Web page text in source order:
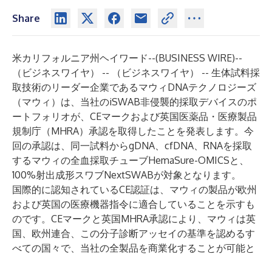
Share
米カリフォルニア州ヘイワード--(BUSINESS WIRE)--
（ビジネスワイヤ） -- （ビジネスワイヤ） -- 生体試料採
取技術のリーダー企業であるマウィDNAテクノロジーズ
（マウィ）は、当社のiSWAB非侵襲的採取デバイスのポ
ートフォリオが、CEマークおよび英国医薬品・医療製品
規制庁（MHRA）承認を取得したことを発表します。今
回の承認は、同一試料からgDNA、cfDNA、RNAを採取
するマウィの全血採取チューブHemaSure-OMICSと、
100%射出成形スワブNextSWABが対象となります。
国際的に認知されているCE認証は、マウィの製品が欧州
および英国の医療機器指令に適合していることを示すも
のです。CEマークと英国MHRA承認により、マウィは英
国、欧州連合、この分子診断アッセイの基準を認めるす
べての国々で、当社の全製品を商業化することが可能と